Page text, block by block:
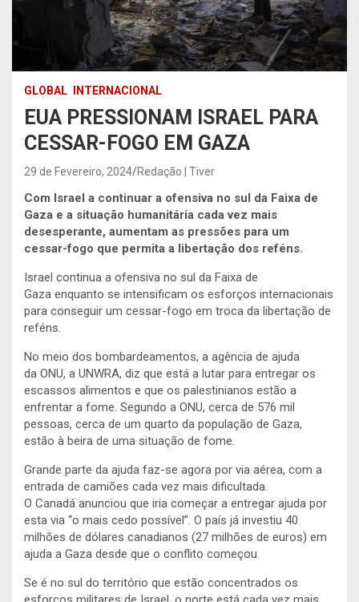
GLOBAL INTERNACIONAL
EUA PRESSIONAM ISRAEL PARA
CESSAR-FOGO EM GAZA
29 de Fevereiro, 2024 Redação | Tiver
Com Israel a continuar a ofensiva no sul da Faixa de
Gaza e a situação humanitária cada vez mais
desesperante, aumentam as pressões para um
cessar-fogo que permita a libertação dos reféns.
Israel continua a ofensiva no sul da Faixa de
Gaza enquanto se intensificam os esforços internacionais
para conseguir um cessar-fogo em troca da libertação de
reféns.
No meio dos bombardeamentos, a agência de ajuda
da ONU, a UNWRA, diz que está a lutar para entregar os
escassos alimentos e que os palestinianos estão a
enfrentar a fome. Segundo a ONU, cerca de 576 mil
pessoas, cerca de um quarto da população de Gaza,
estão à beira de uma situação de fome.
Grande parte da ajuda faz-se agora por via aérea, com a
entrada de camiões cada vez mais dificultada.
O Canadá anunciou que iria começar a entregar ajuda por
esta via “o mais cedo possível”. O país já investiu 40
milhões de dólares canadianos (27 milhões de euros) em
ajuda a Gaza desde que o conflito começou.
Se é no sul do território que estão concentrados os